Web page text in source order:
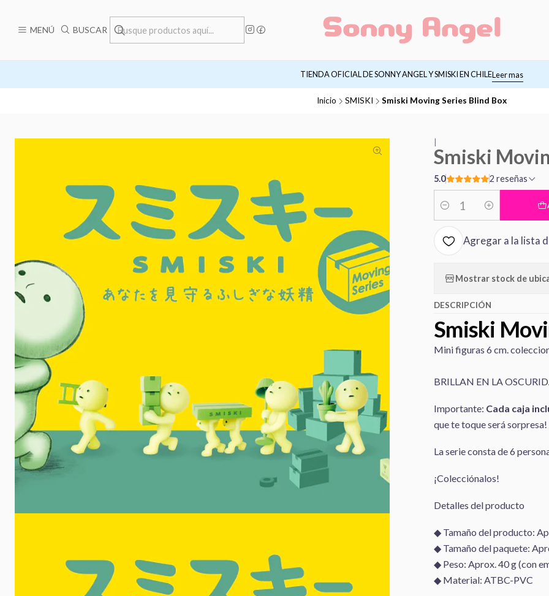
MENÚ BUSCAR
TIENDA OFICIAL DE SONNY ANGEL Y SMISKI EN CHILELeer mas
Inicio SMISKI Smiski Moving Series Blind Box
Smiski
5.0 2 reseñas
Cantidad
Agregar a la lista
Mostrar stock de
DESCRIPCIÓN
Smiski
Mini figuras 6 cm.
BRILLAN EN LA
Importante: Cada caja
que te toque será sorpresa!
La serie consta de 6
¡Colecciónalos!
Detalles del producto
◆ Tamaño del producto:
◆ Tamaño del paquete:
◆ Peso: Aprox. 40 g (con
◆ Material: ATBC-PVC